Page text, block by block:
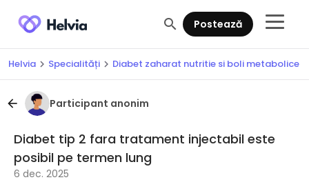
search Postează
Helvia chevron_right Specialități chevron_right Diabet zaharat nutritie si boli metabolice
arrow_back Participant anonim
Diabet tip 2 fara tratament injectabil este
posibil pe termen lung
6 dec. 2025